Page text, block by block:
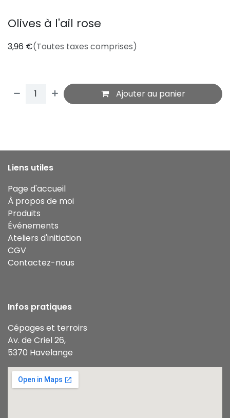
Olives à l'ail rose
3,96 €(Toutes taxes comprises)
Ajouter au panier
Liens utiles
Page d'accueil
À propos de moi
Produits
Événements
Ateliers d'initiation
CGV
Contactez-nous
Infos pratiques
Cépages et terroirs
Av. de Criel 26,
5370 Havelange